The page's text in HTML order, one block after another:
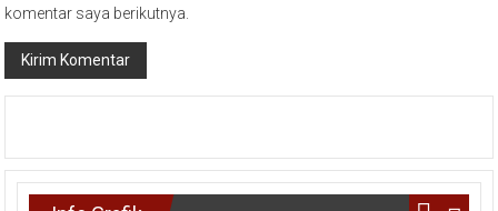
komentar saya berikutnya.